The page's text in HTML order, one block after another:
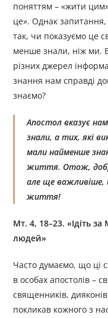
поняттям – «жити
це». Однак
так, чи показуємо це
менше знали, ніж ми.
різних джерел
знання нам справді
знаємо?
Апостол вказує
знали, а тих, які
мали найменше
життя. Отож,
але ще
життя!
Мт. 4, 18–23. «Ідіть
людей»
Часто думаємо, що ці
в особах апостолів –
священників,
покликав кожного з